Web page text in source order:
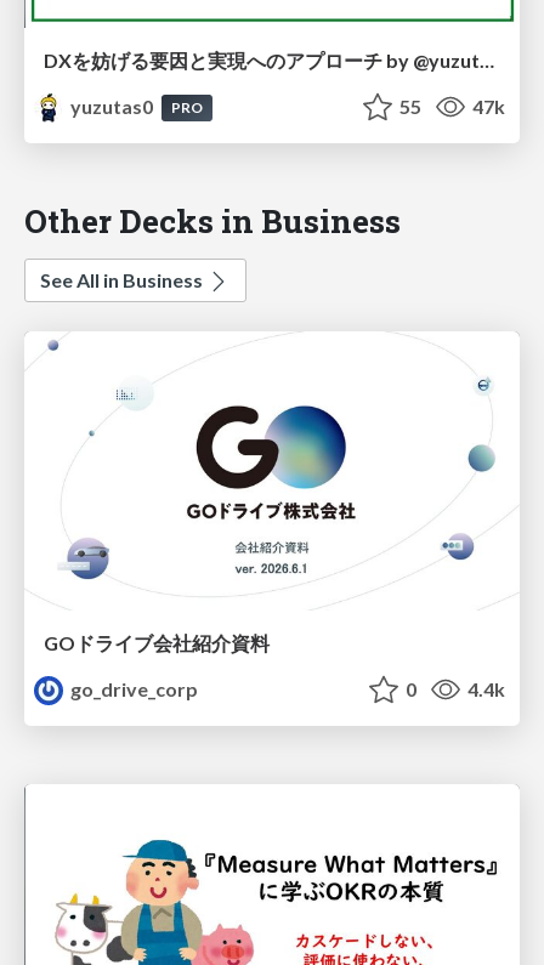
DXを妨げる要因と実現へのアプローチ by @yuzutas0 / 20211022
yuzutas0
PRO 55 47k
Other Decks in Business
See All in Business
GOドライブ会社紹介資料
go_drive_corp
0 4.4k